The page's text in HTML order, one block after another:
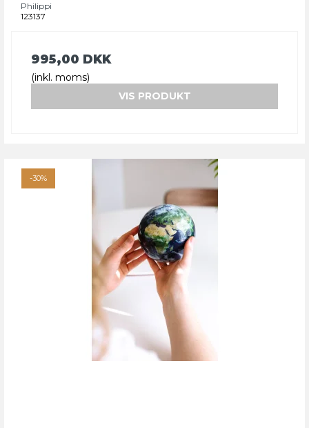
Philippi
123137
995,00 DKK
(inkl. moms)
VIS PRODUKT
-30%